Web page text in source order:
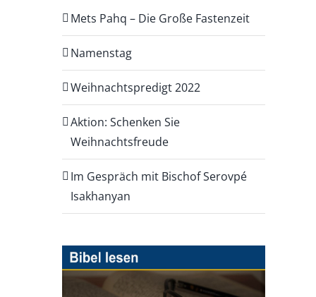
Mets Pahq – Die Große Fastenzeit
Namenstag
Weihnachtspredigt 2022
Aktion: Schenken Sie
Weihnachtsfreude
Im Gespräch mit Bischof Serovpé
Isakhanyan